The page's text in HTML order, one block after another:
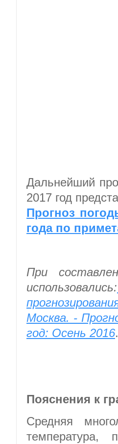
Дальнейший
2017 год
Прогноз
года по
При
использовались:
Москва. -
год: Осень 2016.
Пояснения к
Средняя
температура,